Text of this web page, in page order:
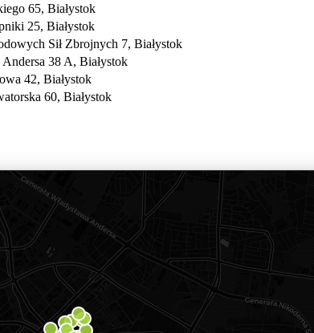
65, Białystok
25, Białystok
Sił Zbrojnych 7, Białystok
38 A, Białystok
42, Białystok
60, Białystok